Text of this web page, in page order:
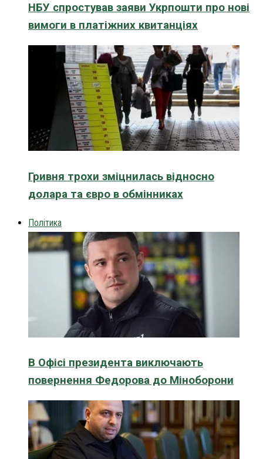
НБУ спростував заяви Укрпошти про нові
вимоги в платіжних квитанціях
Гривня трохи зміцнилась відносно
долара та євро в обмінниках
Політика
В Офісі президента виключають
повернення Федорова до Міноборони